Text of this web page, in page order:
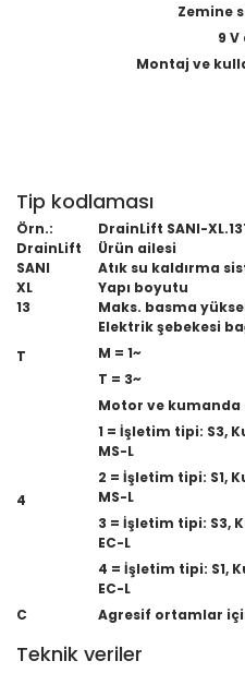
Zemine
9 V
Montaj ve
Tip kodlaması
Örn.:
DrainLift SANI-
DrainLift
Ürün ailesi
SANI
Atık su kaldırma
XL
Yapı boyutu
13
Maks. basma
T
Elektrik şebekesi
M = 1~
T = 3~
4
Motor ve kumanda
1 = İşletim tipi: S3,
MS-L
2 = İşletim tipi: S1,
MS-L
3 = İşletim tipi: S3,
EC-L
4 = İşletim tipi: S1,
EC-L
C
Agresif ortamlar
Teknik veriler